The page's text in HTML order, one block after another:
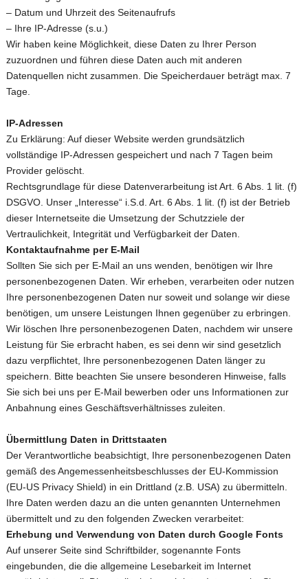
– Datum und Uhrzeit des Seitenaufrufs
– Ihre IP-Adresse (s.u.)
Wir haben keine Möglichkeit, diese Daten zu Ihrer Person
zuzuordnen und führen diese Daten auch mit anderen
Datenquellen nicht zusammen. Die Speicherdauer beträgt max. 7
Tage.
IP-Adressen
Zu Erklärung: Auf dieser Website werden grundsätzlich
vollständige IP-Adressen gespeichert und nach 7 Tagen beim
Provider gelöscht.
Rechtsgrundlage für diese Datenverarbeitung ist Art. 6 Abs. 1 lit. (f)
DSGVO. Unser „Interesse“ i.S.d. Art. 6 Abs. 1 lit. (f) ist der Betrieb
dieser Internetseite die Umsetzung der Schutzziele der
Vertraulichkeit, Integrität und Verfügbarkeit der Daten.
Kontaktaufnahme per E-Mail
Sollten Sie sich per E-Mail an uns wenden, benötigen wir Ihre
personenbezogenen Daten. Wir erheben, verarbeiten oder nutzen
Ihre personenbezogenen Daten nur soweit und solange wir diese
benötigen, um unsere Leistungen Ihnen gegenüber zu erbringen.
Wir löschen Ihre personenbezogenen Daten, nachdem wir unsere
Leistung für Sie erbracht haben, es sei denn wir sind gesetzlich
dazu verpflichtet, Ihre personenbezogenen Daten länger zu
speichern. Bitte beachten Sie unsere besonderen Hinweise, falls
Sie sich bei uns per E-Mail bewerben oder uns Informationen zur
Anbahnung eines Geschäftsverhältnisses zuleiten.
Übermittlung Daten in Drittstaaten
Der Verantwortliche beabsichtigt, Ihre personenbezogenen Daten
gemäß des Angemessenheitsbeschlusses der EU-Kommission
(EU-US Privacy Shield) in ein Drittland (z.B. USA) zu übermitteln.
Ihre Daten werden dazu an die unten genannten Unternehmen
übermittelt und zu den folgenden Zwecken verarbeitet:
Erhebung und Verwendung von Daten durch Google Fonts
Auf unserer Seite sind Schriftbilder, sogenannte Fonts
eingebunden, die die allgemeine Lesebarkeit im Internet